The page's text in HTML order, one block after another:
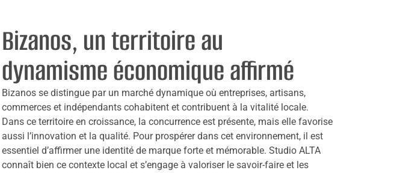
Bizanos, un territoire au
dynamisme économique affirmé
Bizanos se distingue par un marché dynamique où entreprises, artisans,
commerces et indépendants cohabitent et contribuent à la vitalité locale.
Dans ce territoire en croissance, la concurrence est présente, mais elle favorise
aussi l’innovation et la qualité. Pour prospérer dans cet environnement, il est
essentiel d’affirmer une identité de marque forte et mémorable. Studio ALTA
connaît bien ce contexte local et s’engage à valoriser le savoir-faire et les